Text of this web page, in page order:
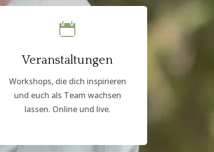

Veranstaltungen
Workshops, die dich inspirieren
und euch als Team wachsen
lassen. Online und live.